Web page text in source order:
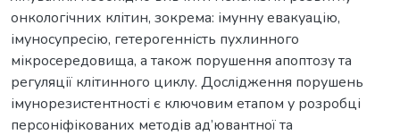
онкологічних клітин, зокрема: імунну евакуацію,
імуносупресію, гетерогенність пухлинного
мікросередовища, а також порушення апоптозу та
регуляції клітинного циклу. Дослідження порушень
імунорезистентності є ключовим етапом у розробці
персоніфікованих методів ад’ювантної та